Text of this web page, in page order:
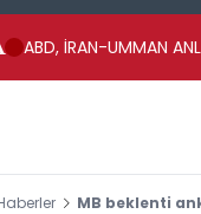
ABD, İRAN-UMMAN
MB beklenti